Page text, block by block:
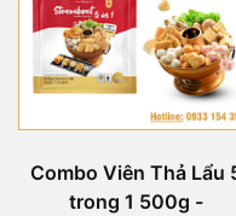
Combo Viên Thả Lẩu
trong 1 500g -